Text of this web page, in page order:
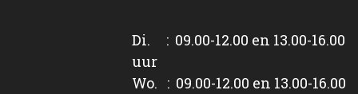
Di. : 09.00-12.00 en 13.00-16.00
uur
Wo. : 09.00-12.00 en 13.00-16.00